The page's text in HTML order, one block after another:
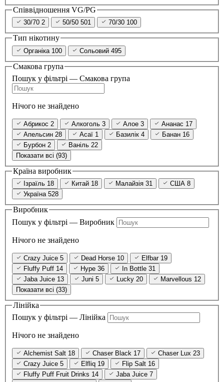
Співвідношення VG/PG
30/70 2 50/50 501 70/30 100
Тип нікотину
Органіка 100 Сольовий 495
Смакова група
Пошук у фільтрі — Смакова група
Нічого не знайдено
Абрикос 2 Алкоголь 3 Алое 3 Ананас 17
Апельсин 28 Асаї 1 Базилік 4 Банан 16
Бурбон 2 Ваніль 22
Показати всі (93)
Країна виробник
Ізраїль 18 Китай 18 Малайзія 31 США 8
Україна 528
Виробник
Пошук у фільтрі — Виробник
Нічого не знайдено
Crazy Juice 5 Dead Horse 10 Elfbar 19
Fluffy Puff 14 Hype 36 In Bottle 31
Jaba Juice 13 Juni 5 Lucky 20 Marvellous 12
Показати всі (33)
Лінійка
Пошук у фільтрі — Лінійка
Нічого не знайдено
Alchemist Salt 18 Chaser Black 17 Chaser Lux 23
Crazy Juice 5 Elfliq 19 Flip Salt 16
Fluffy Puff Fruit Drinks 14 Jaba Juice 7